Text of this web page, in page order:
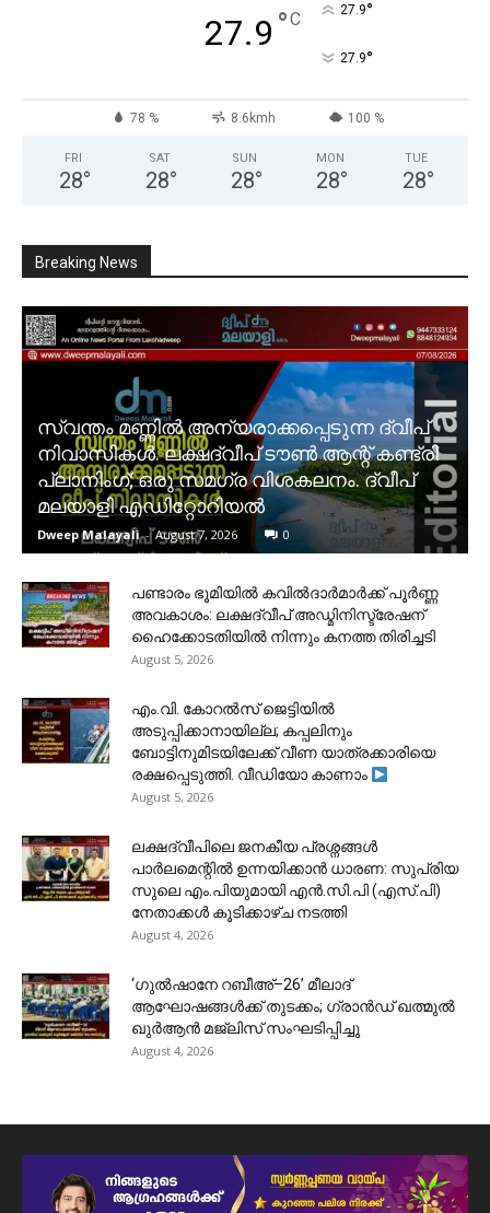
27.9 °C 27.9°
27.9°
78 % 8.6kmh 100 %
FRI
28°
SAT
28°
SUN
28°
MON
28°
TUE
28°
Breaking News
സ്വന്തം മണ്ണിൽ അന്യരാക്കപ്പെടുന്ന ദ്വീപ്
നിവാസികൾ. ലക്ഷദ്വീപ് ടൗൺ ആന്റ് കണ്ട്രി
പ്ലാനിംഗ്; ഒരു സമഗ്ര വിശകലനം. ദ്വീപ്
മലയാളി എഡിറ്റോറിയൽ
Dweep Malayali - August 7, 2026 0
പണ്ടാരം ഭൂമിയിൽ കവിൽദാർമാർക്ക് പൂർണ്ണ
അവകാശം: ലക്ഷദ്വീപ് അഡ്മിനിസ്ട്രേഷന്
ഹൈക്കോടതിയിൽ നിന്നും കനത്ത തിരിച്ചടി
August 5, 2026
​എം.വി. കോറൽസ് ജെട്ടിയിൽ
അടുപ്പിക്കാനായില്ല; കപ്പലിനും
ബോട്ടിനുമിടയിലേക്ക് വീണ യാത്രക്കാരിയെ
രക്ഷപ്പെടുത്തി. വീഡിയോ കാണാം
August 5, 2026
ലക്ഷദ്വീപിലെ ജനകീയ പ്രശ്നങ്ങൾ
പാർലമെന്റിൽ ഉന്നയിക്കാൻ ധാരണ: സുപ്രിയ
സുലെ എം.പിയുമായി എൻ.സി.പി (എസ്.പി)
നേതാക്കൾ കൂടിക്കാഴ്ച നടത്തി
August 4, 2026
‘ഗുൽഷാനേ റബീഅ്–26’ മീലാദ്
ആഘോഷങ്ങൾക്ക് തുടക്കം; ഗ്രാൻഡ് ഖത്മുൽ
ഖുർആൻ മജ്‌ലിസ് സംഘടിപ്പിച്ചു
August 4, 2026